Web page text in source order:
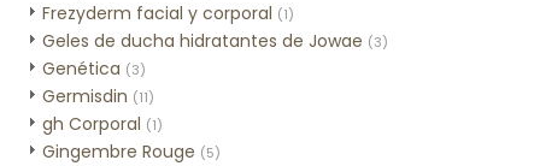
Frezyderm facial y corporal (1)
Geles de ducha hidratantes de Jowae (3)
Genética (3)
Germisdin (11)
gh Corporal (1)
Gingembre Rouge (5)